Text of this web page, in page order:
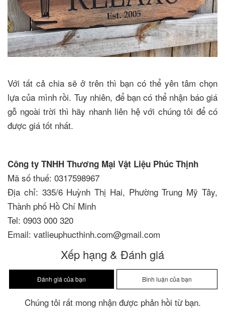
Với tất cả chia sẽ ở trên thì bạn có thể yên tâm chọn
lựa của mình rồi. Tuy nhiên, để bạn có thể nhận báo giá
gỗ ngoài trời thì hãy nhanh liên hệ với chúng tôi để có
được giá tốt nhất.
Công ty TNHH Thương Mại Vật Liệu Phúc Thịnh
Mã số thuế: 0317598967
Địa chỉ: 335/6 Huỳnh Thị Hai, Phường Trung Mỹ Tây,
Thành phố Hồ Chí Minh
Tel: 0903 000 320
Email: vatlieuphucthinh.com@gmail.com
Xếp hạng & Đánh giá
Chúng tôi rất mong nhận được phản hồi từ bạn.